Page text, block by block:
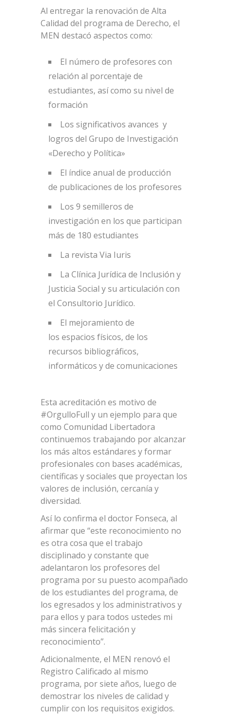
Al entregar la renovación de Alta
Calidad del programa de Derecho, el
MEN destacó aspectos como:
El número de profesores con
relación al porcentaje de
estudiantes, así como su nivel de
formación
Los significativos avances y
logros del Grupo de Investigación
«Derecho y Política»
El índice anual de producción
de publicaciones de los profesores
Los 9 semilleros de
investigación en los que participan
más de 180 estudiantes
La revista Via Iuris
La Clínica Jurídica de Inclusión y
Justicia Social y su articulación con
el Consultorio Jurídico.
El mejoramiento de
los espacios físicos, de los
recursos bibliográficos,
informáticos y de comunicaciones
Esta acreditación es motivo de
#OrgulloFull y un ejemplo para que
como Comunidad Libertadora
continuemos trabajando por alcanzar
los más altos estándares y formar
profesionales con bases académicas,
científicas y sociales que proyectan los
valores de inclusión, cercanía y
diversidad.
Así lo confirma el doctor Fonseca, al
afirmar que “este reconocimiento no
es otra cosa que el trabajo
disciplinado y constante que
adelantaron los profesores del
programa por su puesto acompañado
de los estudiantes del programa, de
los egresados y los administrativos y
para ellos y para todos ustedes mi
más sincera felicitación y
reconocimiento”.
Adicionalmente, el MEN renovó el
Registro Calificado al mismo
programa, por siete años, luego de
demostrar los niveles de calidad y
cumplir con los requisitos exigidos.